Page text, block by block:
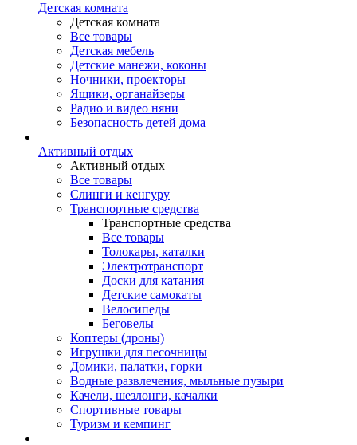
Детская комната
Детская комната
Все товары
Детская мебель
Детские манежи, коконы
Ночники, проекторы
Ящики, органайзеры
Радио и видео няни
Безопасность детей дома
Активный отдых
Активный отдых
Все товары
Слинги и кенгуру
Транспортные средства
Транспортные средства
Все товары
Толокары, каталки
Электротранспорт
Доски для катания
Детские самокаты
Велосипеды
Беговелы
Коптеры (дроны)
Игрушки для песочницы
Домики, палатки, горки
Водные развлечения, мыльные пузыри
Качели, шезлонги, качалки
Спортивные товары
Туризм и кемпинг